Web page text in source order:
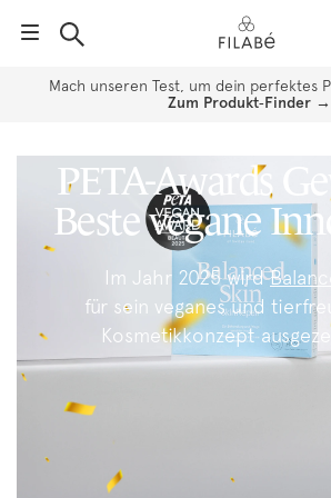
de
Mach unseren Test, um dein perfektes
Zum Produkt‑Finder →
PETA-Awards
Beste vegane
Im Jahr 2025 wird
für sein veganes und
Kosmetikkonzept